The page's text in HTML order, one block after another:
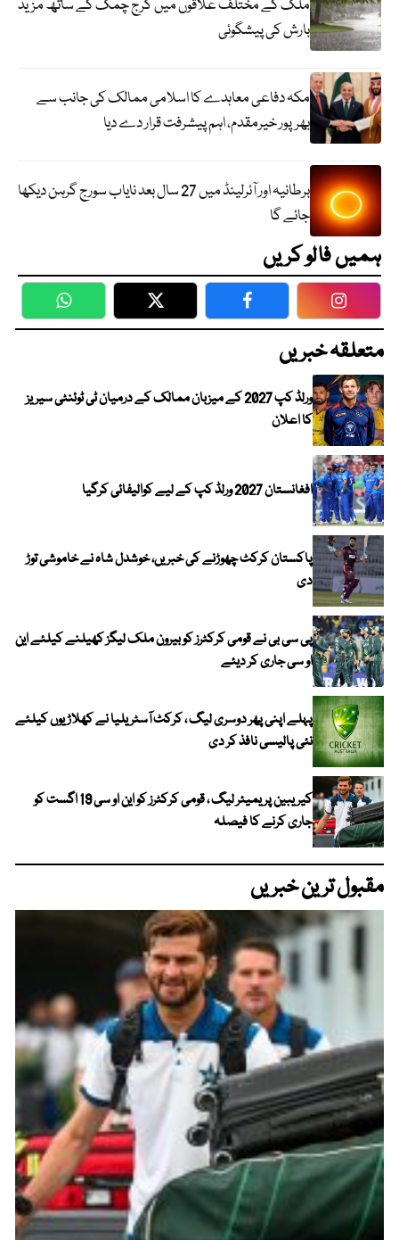
ملک کے مختلف علاقوں میں گرج چمک کے ساتھ مزید
بارش کی پیشگوئی
مکہ دفاعی معاہدے کا اسلامی ممالک کی جانب سے
بھرپور خیرمقدم، اہم پیشرفت قرار دے دیا
برطانیہ اور آئرلینڈ میں 27 سال بعد نایاب سورج گرہن دیکھا
جائے گا
ہمیں فالو کریں
WhatsApp Twitter Facebook
متعلقہ خبریں
ورلڈ کپ 2027 کے میزبان ممالک کے درمیان ٹی ٹوئنٹی سیریز
کا اعلان
افغانستان 2027 ورلڈ کپ کے لیے کوالیفائی کرگیا
پاکستان کرکٹ چھوڑنے کی خبریں، خوشدل شاہ نے خاموشی توڑ
دی
پی سی بی نے قومی کرکٹرز کو بیرون ملک لیگز کھیلنے کیلئے این
او سی جاری کر دیئے
پہلے اپنی پھر دوسری لیگ ، کرکٹ آسٹریلیا نے کھلاڑیوں کیلئے
نئی پالیسی نافذ کر دی
کیریبین پریمیئر لیگ ، قومی کرکٹرز کو این او سی 19 اگست کو
جاری کرنے کا فیصلہ
مقبول ترین خبریں